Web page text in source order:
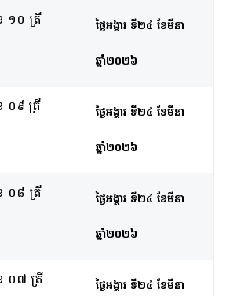
១០ ត្រី
ថ្ងៃអង្គារ ទី២៤ ខែមីនា
ឆ្នាំ២០២៦
០៩ ត្រី
ថ្ងៃអង្គារ ទី២៤ ខែមីនា
ឆ្នាំ២០២៦
០៨ ត្រី
ថ្ងៃអង្គារ ទី២៤ ខែមីនា
ឆ្នាំ២០២៦
០៧ ត្រី
ថ្ងៃអង្គារ ទី២៤ ខែមីនា